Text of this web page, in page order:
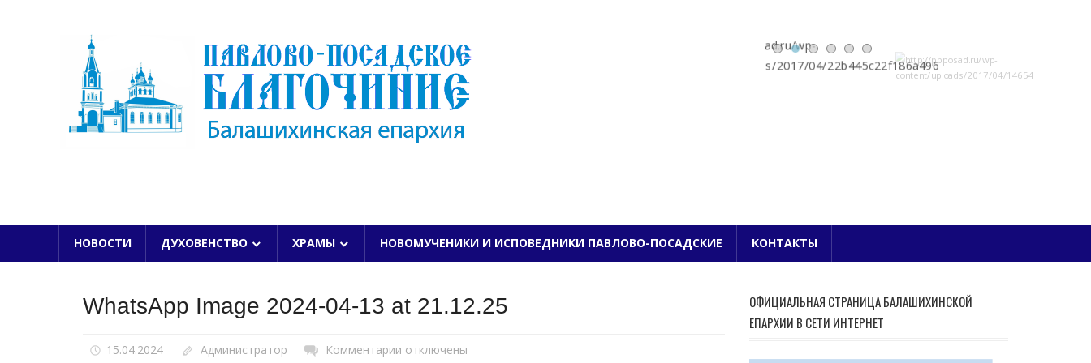
ПАВЛОВО-ПОСАДСКОЕ БЛАГОЧИНИЕ
НОВОСТИ ДУХОВЕНСТВО ХРАМЫ НОВОМУЧЕНИКИ И ИСПОВЕДНИКИ ПАВЛОВО-ПОСАДСКИЕ КОНТАКТЫ
WhatsApp Image 2024-04-13 at 21.12.25
15.04.2024 Администратор Комментарии котключены
ОФИЦИАЛЬНАЯ СТРАНИЦА БАЛАШИХИНСКОЙ
ЕПАРХИИ В СЕТИ ИНТЕРНЕТ